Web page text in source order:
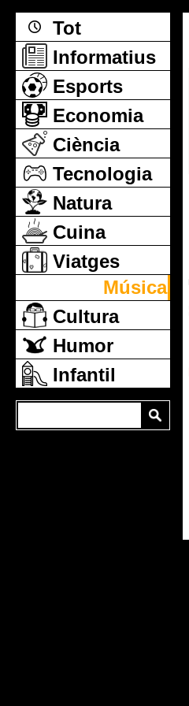
Tot
Informatius
Esports
Economia
Ciència
Tecnologia
Natura
Cuina
Viatges
Música
Cultura
Humor
Infantil